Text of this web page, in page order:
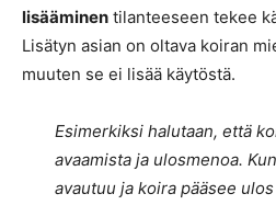
lisääminen tilanteeseen tekee
Lisätyn asian on oltava koiran
muuten se ei lisää käytöstä.
Esimerkiksi halutaan, että
avaamista ja ulosmenoa.
avautuu ja koira pääsee